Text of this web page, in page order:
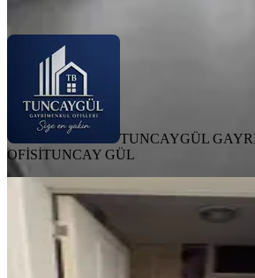
TUNCAYGÜL
OFİSİTUNCAY GÜL
EŞYALI
Cumhuryet
Merkez, Cumhuriyet